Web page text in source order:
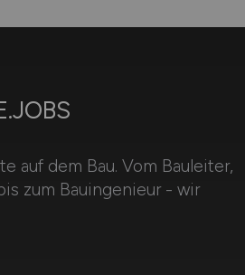
auf dem Bau. Vom Bauleiter,
zum Bauingenieur - wir